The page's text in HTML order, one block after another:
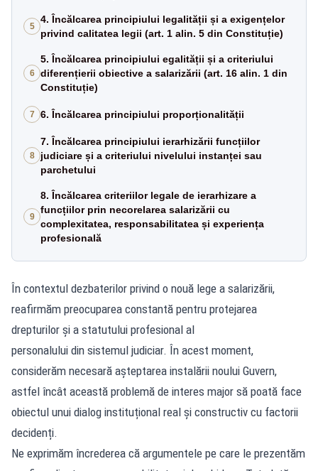
5
4. Încălcarea principiului legalității și a exigențelor
privind calitatea legii (art. 1 alin. 5 din Constituție)
6
5. Încălcarea principiului egalității și a criteriului
diferențierii obiective a salarizării (art. 16 alin. 1 din
Constituție)
7 6. Încălcarea principiului proporționalității
8
7. Încălcarea principiului ierarhizării funcțiilor
judiciare și a criteriului nivelului instanței sau
parchetului
9
8. Încălcarea criteriilor legale de ierarhizare a
funcțiilor prin necorelarea salarizării cu
complexitatea, responsabilitatea și experiența
profesională
În contextul dezbaterilor privind o nouă lege a salarizării,
reafirmăm preocuparea constantă pentru protejarea
drepturilor și a statutului profesional al
personalului din sistemul judiciar. În acest moment,
considerăm necesară așteptarea instalării noului Guvern,
astfel încât această problemă de interes major să poată face
obiectul unui dialog instituțional real și constructiv cu factorii
decidenți.
Ne exprimăm încrederea că argumentele pe care le prezentăm